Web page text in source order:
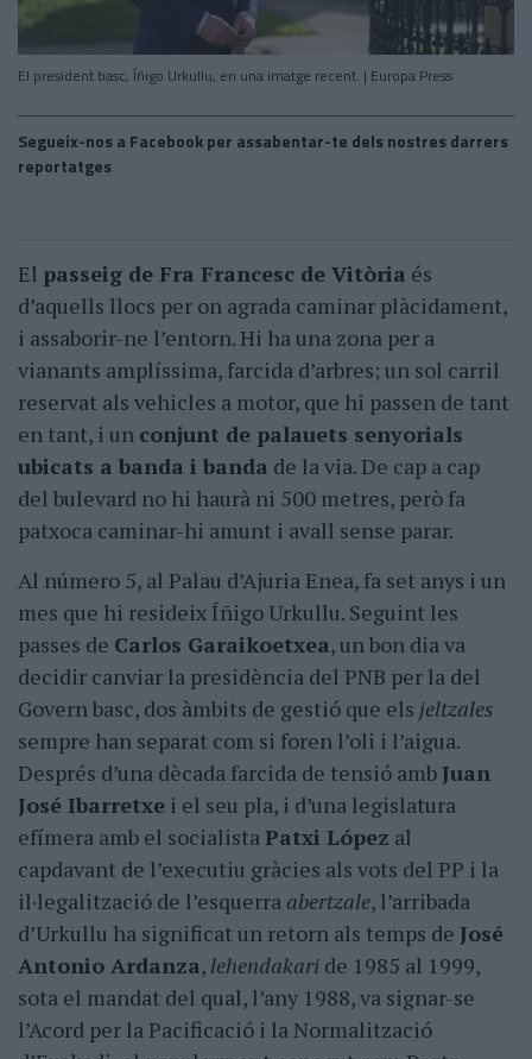
El president basc, Íñigo Urkullu, en una imatge recent. | Europa Press
Segueix-nos a Facebook per assabentar-te dels nostres darrers
reportatges
El passeig de Fra Francesc de Vitòria és
d’aquells llocs per on agrada caminar plàcidament,
i assaborir-ne l’entorn. Hi ha una zona per a
vianants amplíssima, farcida d’arbres; un sol carril
reservat als vehicles a motor, que hi passen de tant
en tant, i un conjunt de palauets senyorials
ubicats a banda i banda de la via. De cap a cap
del bulevard no hi haurà ni 500 metres, però fa
patxoca caminar-hi amunt i avall sense parar.
Al número 5, al Palau d’Ajuria Enea, fa set anys i un
mes que hi resideix Íñigo Urkullu. Seguint les
passes de Carlos Garaikoetxea, un bon dia va
decidir canviar la presidència del PNB per la del
Govern basc, dos àmbits de gestió que els jeltzales
sempre han separat com si foren l’oli i l’aigua.
Després d’una dècada farcida de tensió ambJuan
José Ibarretxe i el seu pla, i d’una legislatura
efímera amb el socialistaPatxi López al
capdavant de l’executiu gràcies als vots del PP i la
il·legalització de l’esquerra abertzale, l’arribada
d’Urkullu ha significat un retorn als temps de José
Antonio Ardanza, lehendakari de 1985 al 1999,
sota el mandat del qual, l’any 1988, va signar-se
l’Acord per la Pacificació i la Normalització